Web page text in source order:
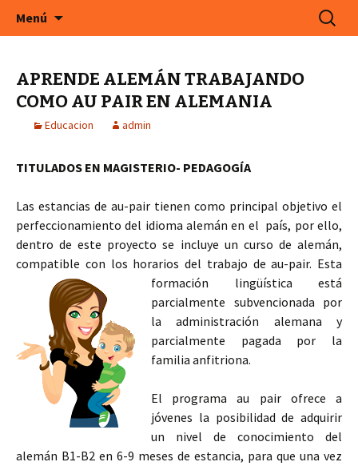
En Cefeco Consulting encontrará ofertas de
trabajo actuales de empresas alemanas
Menú Buscar:
APRENDE ALEMÁN TRABAJANDO
COMO AU PAIR EN ALEMANIA
Educacion admin
TITULADOS EN MAGISTERIO- PEDAGOGÍA
Las estancias de au-pair tienen como principal objetivo el
perfeccionamiento del idioma alemán en el país, por ello,
dentro de este proyecto se incluye un curso de alemán,
compatible con los horarios del trabajo de au-pair. Esta
formación lingüística está
parcialmente subvencionada por
la administración alemana y
parcialmente pagada por la
familia anfitriona.
El programa au pair ofrece a
jóvenes la posibilidad de adquirir
un nivel de conocimiento del
alemán B1-B2 en 6-9 meses de estancia, para que una vez